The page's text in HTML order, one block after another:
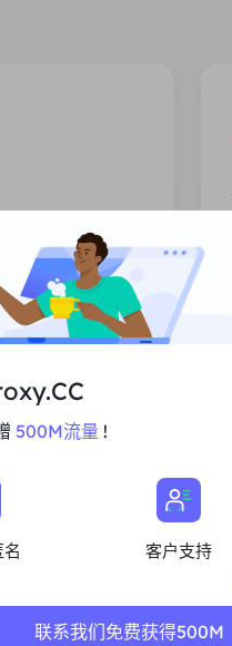
，高效节省流量
数据传输任务。
运行时间
500M流量 !
客户支持
联系我们免费获得500M